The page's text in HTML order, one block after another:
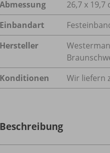
Abmessung
26,7 x 19,7
Einbandart
Hersteller
Konditionen
Wir liefern
Beschreibung